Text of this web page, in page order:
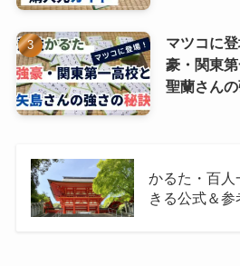
マツコに
豪・関東
聖蘭さんの
かるた・百
きる公式＆